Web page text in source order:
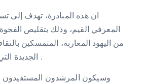
ان هذه المبادرة، تهدف إلى
المعرفي القيم، وذلك بتقليص الفجوة
من اليهود المغاربة، المتمسكين
الجديدة التي لاتعرف عنها الكثير .
وسيكون المرشدون المستفيدون